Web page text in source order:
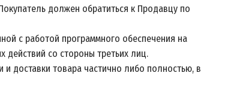
должен обратиться к Продавцу по
с работой программного обеспечения на
со стороны третьих лиц.
и доставки товара частично либо полностью, в